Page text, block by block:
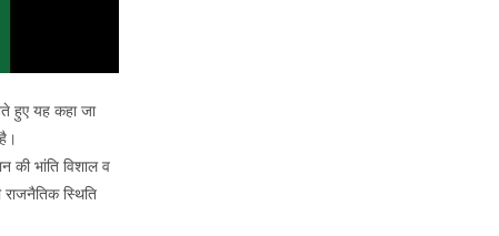
हुए यह कहा जा
की भांति विशाल व
स्थिति